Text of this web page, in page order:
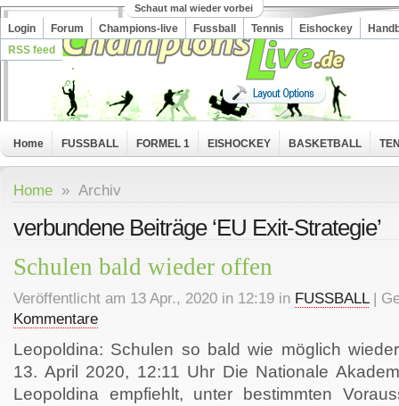
Schaut mal wieder vorbei
Login Forum Champions-live Fussball Tennis Eishockey
RSS feed
Home FUSSBALL FORMEL 1 EISHOCKEY BASKETBALL
Home » Archiv
verbundene Beiträge ‘EU Exit-Strategie’
Schulen bald wieder offen
Veröffentlicht am 13 Apr., 2020 in 12:19 in FUSSBALL|
Kommentare
Leopoldina: Schulen so bald wie möglich
13. April 2020, 12:11 Uhr Die Nationale
Leopoldina empfiehlt, unter bestimmten